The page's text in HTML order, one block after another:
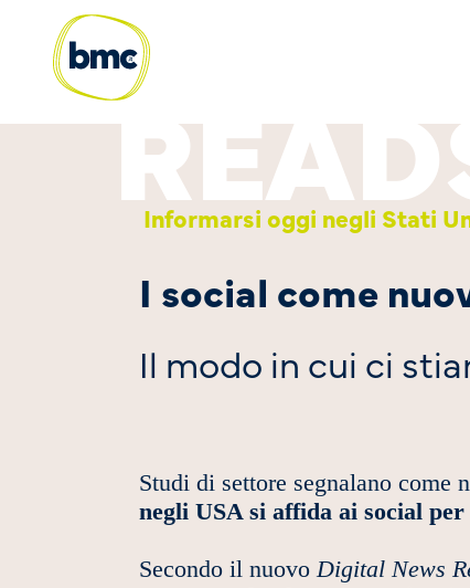
Informarsi oggi negli Stati
I social come
Il modo in cui ci
Studi di settore segnalano
negli USA si affida ai social
Secondo il nuovoDigital News